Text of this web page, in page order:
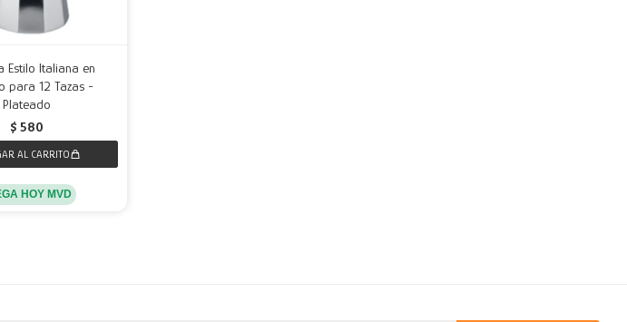
Estilo Italiana en
para 12 Tazas -
Plateado
$ 580
HOY MVD